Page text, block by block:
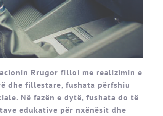
Rrugor filloi me realizimin e
dhe fillestare, fushata përfshiu
Në fazën e dytë, fushata do të
edukative për nxënësit dhe